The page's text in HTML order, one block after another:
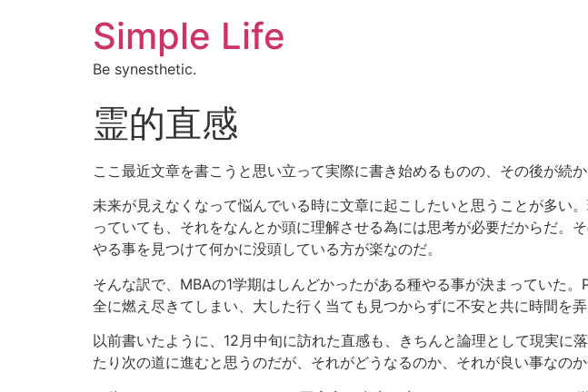
Simple Life
Be synesthetic.
霊的直感
ここ最近文章を書こうと思い立って実際に書き始めるものの、その後が続
未来が見えなくなって悩んでいる時に文章に起こしたいと思うことが多い
っていても、それをなんとか頭に理解させる為には思考が必要だからだ。
やる事を見つけて何かに没頭している方が楽なのだ。
そんな訳で、MBAの1学期はしんどかったがある種やる事が決まっていた
全に燃え尽きてしまい、大した行く当ても見つからずに不安と共に時間を弄
以前書いたように、12月中旬に訪れた直感も、きちんと論理として現実
たり次の道に進むと思うのだが、それがどうなるのか、それが良い事なの